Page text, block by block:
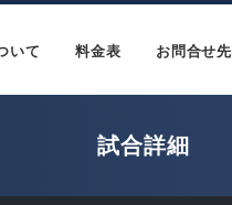
いて 料金表 お問合せ先
試合詳細